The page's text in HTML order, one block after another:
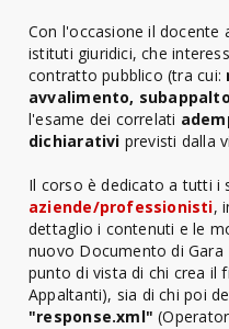
Con l'occasione il docente
istituti giuridici, che
contratto pubblico (tra cui:
avvalimento,
l'esame dei correlati
dichiarativi previsti dalla
Il corso è dedicato a tutti i
aziende/professionisti,
dettaglio i contenuti e le
nuovo Documento di Gara
punto di vista di chi crea il
Appaltanti), sia di chi poi
"response.xml"